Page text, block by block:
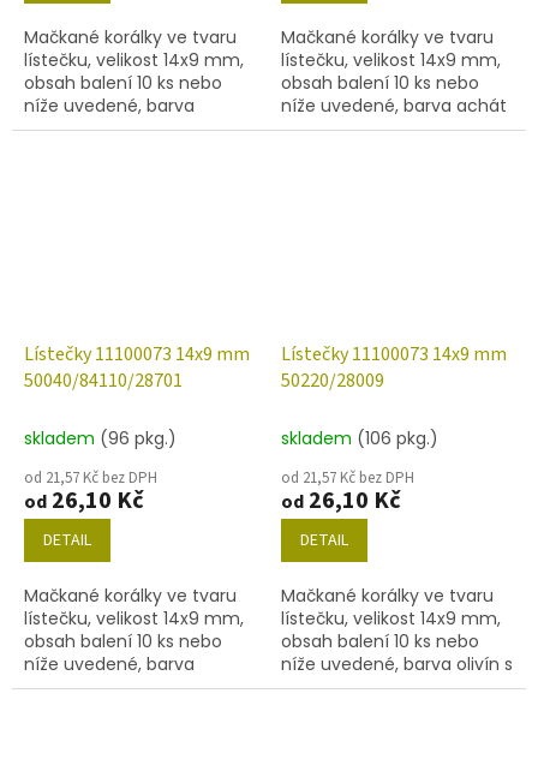
Mačkané korálky ve tvaru
lístečku, velikost 14x9 mm,
obsah balení 10 ks nebo
níže uvedené, barva
isabela/mat.
Mačkané korálky ve tvaru
lístečku, velikost 14x9 mm,
obsah balení 10 ks nebo
níže uvedené, barva achát
se stříbrným zátěrem
Lístečky 11100073 14x9 mm
50040/84110/28701
skladem (96 pkg.)
od 21,57 Kč bez DPH
od 26,10 Kč
DETAIL
Mačkané korálky ve tvaru
lístečku, velikost 14x9 mm,
obsah balení 10 ks nebo
níže uvedené, barva
chryzolit/mat s dekorem
Lístečky 11100073 14x9 mm
50220/28009
skladem (106 pkg.)
od 21,57 Kč bez DPH
od 26,10 Kč
DETAIL
Mačkané korálky ve tvaru
lístečku, velikost 14x9 mm,
obsah balení 10 ks nebo
níže uvedené, barva olivín s
dekorem 28009.